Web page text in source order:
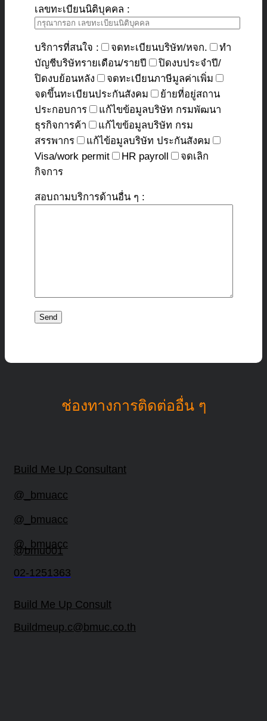
เลขทะเบียนนิติบุคคล :
บริการที่สนใจ : จดทะเบียนบริษัท/หจก.
ทำ
บัญชีบริษัทรายเดือน/รายปี
ปิดงบประจำปี/
ปิดงบย้อนหลัง
จดทะเบียนภาษีมูลค่าเพิ่ม
จดขึ้นทะเบียนประกันสังคม
ย้ายที่อยู่สถาน
ประกอบการ
แก้ไขข้อมูลบริษัท กรมพัฒนา
ธุรกิจการค้า
แก้ไขข้อมูลบริษัท กรม
สรรพากร
แก้ไข้อมูลบริษัท ประกันสังคม
Visa/work permit
HR payroll
จดเลิก
กิจการ
สอบถามบริการด้านอื่น ๆ :
ช่องทางการติดต่ออื่น ๆ
Build Me Up Consultant
@_bmuacc
@_bmuacc
@_bmuacc
@bmu001
02-1251363
Build Me Up Consult
Buildmeup.c@bmuc.co.th